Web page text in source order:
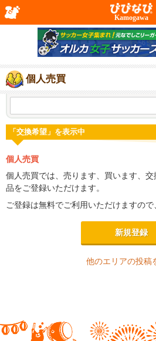
Kamogawa
個人売買
「交換希望」を表示中
個人売買
個人売買では、売ります、買います、
品をご登録いただけます。
ご登録は無料でご利用いただけますので
新規登録
他のエリアの投稿